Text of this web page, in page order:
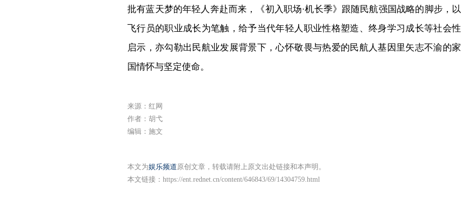
批有蓝天梦的年轻人奔赴而来，《初入职场·机长季》跟随民航强国战略的脚步，以
飞行员的职业成长为笔触，给予当代年轻人职业性格塑造、终身学习成长等社会性
启示，亦勾勒出民航业发展背景下，心怀敬畏与热爱的民航人基因里矢志不渝的家
国情怀与坚定使命。
来源：红网
作者：胡弋
编辑：施文
本文为娱乐频道原创文章，转载请附上原文出处链接和本声明。
本文链接： https://ent.rednet.cn/content/646843/69/14304759.html